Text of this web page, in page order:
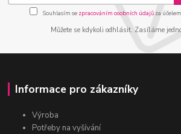
Souhlasím se zpracováním osobních údajůza
Můžete se kdykoli odhlásit. Zasíláme
Informace pro zákazníky
Výroba
Potřeby na vyšívání